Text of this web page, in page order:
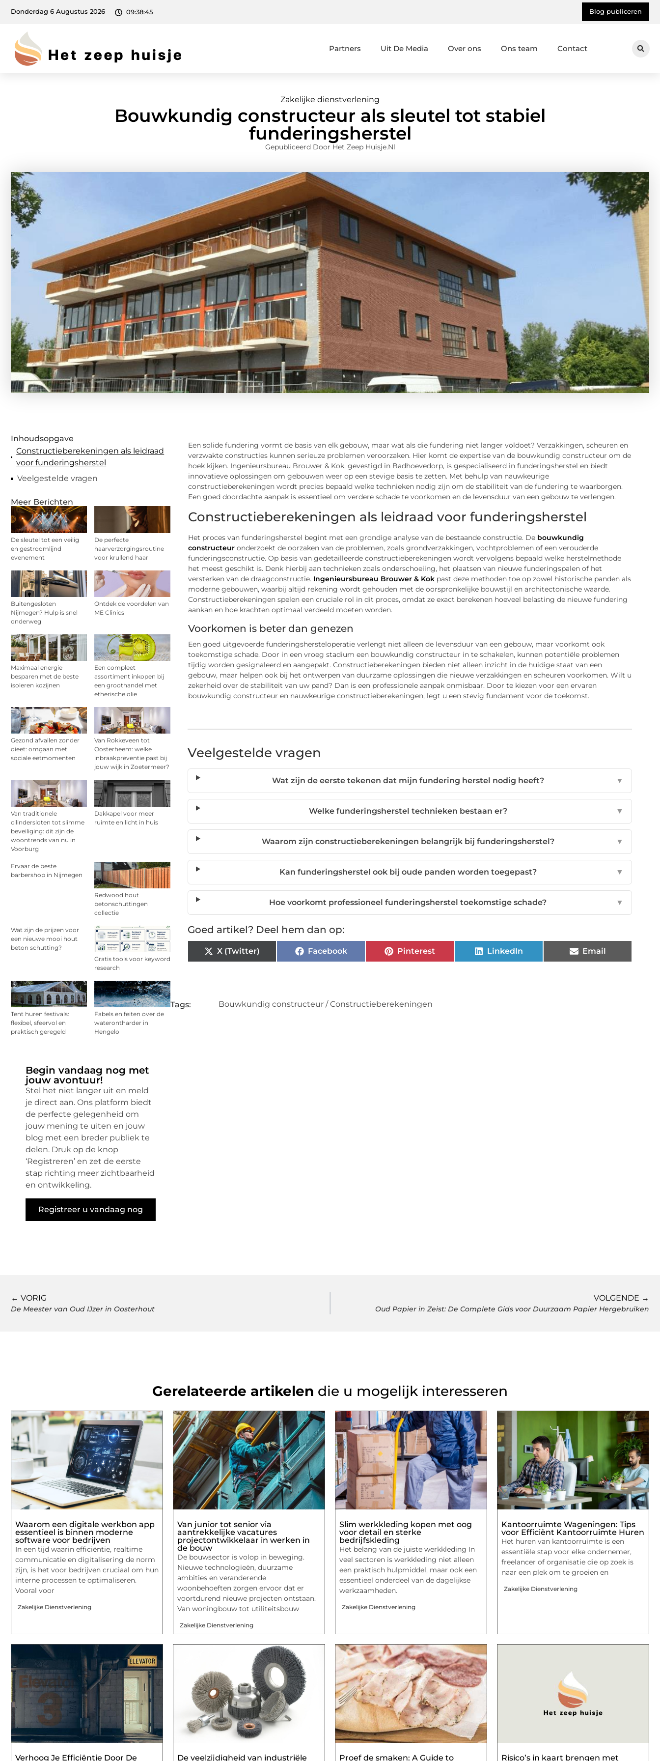
Donderdag 6 Augustus 2026 09:38:47 Blog publiceren
Partners Uit De Media Over ons Ons team Contact
Zakelijke dienstverlening
Bouwkundig constructeur als sleutel tot stabiel
funderingsherstel
Gepubliceerd Door Het Zeep Huisje.nl
Inhoudsopgave
Constructieberekeningen als leidraad
voor funderingsherstel
Veelgestelde vragen
Meer Berichten
De sleutel tot een veilig
en gestroomlijnd
evenement
De perfecte
haarverzorgingsroutine
voor krullend haar
Buitengesloten
Nijmegen? Hulp is snel
onderweg
Ontdek de voordelen van
ME Clinics
Maximaal energie
besparen met de beste
isoleren kozijnen
Een compleet
assortiment inkopen bij
een groothandel met
etherische olie
Gezond afvallen zonder
dieet: omgaan met
sociale eetmomenten
Van Rokkeveen tot
Oosterheem: welke
inbraakpreventie past bij
jouw wijk in Zoetermeer?
Van traditionele
cilindersloten tot slimme
beveiliging: dit zijn de
woontrends van nu in
Voorburg
Dakkapel voor meer
ruimte en licht in huis
Ervaar de beste
barbershop in Nijmegen
Redwood hout
betonschuttingen
collectie
Wat zijn de prijzen voor
een nieuwe mooi hout
beton schutting?
Gratis tools voor keyword
research
Tent huren festivals:
flexibel, sfeervol en
praktisch geregeld
Fabels en feiten over de
waterontharder in
Hengelo
Begin vandaag nog met
jouw avontuur!
Stel het niet langer uit en meld
je direct aan. Ons platform biedt
de perfecte gelegenheid om
jouw mening te uiten en jouw
blog met een breder publiek te
delen. Druk op de knop
‘Registreren’ en zet de eerste
stap richting meer zichtbaarheid
en ontwikkeling.
Registreer u vandaag nog
Een solide fundering vormt de basis van elk gebouw, maar wat als die fundering niet langer voldoet? Verzakkingen, scheuren en
verzwakte constructies kunnen serieuze problemen veroorzaken. Hier komt de expertise van de bouwkundig constructeur om de
hoek kijken. Ingenieursbureau Brouwer & Kok, gevestigd in Badhoevedorp, is gespecialiseerd in funderingsherstel en biedt
innovatieve oplossingen om gebouwen weer op een stevige basis te zetten. Met behulp van nauwkeurige
constructieberekeningen wordt precies bepaald welke technieken nodig zijn om de stabiliteit van de fundering te waarborgen.
Een goed doordachte aanpak is essentieel om verdere schade te voorkomen en de levensduur van een gebouw te verlengen.
Constructieberekeningen als leidraad voor funderingsherstel
Het proces van funderingsherstel begint met een grondige analyse van de bestaande constructie. De bouwkundig
constructeur onderzoekt de oorzaken van de problemen, zoals grondverzakkingen, vochtproblemen of een verouderde
funderingsconstructie. Op basis van gedetailleerde constructieberekeningen wordt vervolgens bepaald welke herstelmethode
het meest geschikt is. Denk hierbij aan technieken zoals onderschoeiing, het plaatsen van nieuwe funderingspalen of het
versterken van de draagconstructie. Ingenieursbureau Brouwer & Kok past deze methoden toe op zowel historische panden als
moderne gebouwen, waarbij altijd rekening wordt gehouden met de oorspronkelijke bouwstijl en architectonische waarde.
Constructieberekeningen spelen een cruciale rol in dit proces, omdat ze exact berekenen hoeveel belasting de nieuwe fundering
aankan en hoe krachten optimaal verdeeld moeten worden.
Voorkomen is beter dan genezen
Een goed uitgevoerde funderingshersteloperatie verlengt niet alleen de levensduur van een gebouw, maar voorkomt ook
toekomstige schade. Door in een vroeg stadium een bouwkundig constructeur in te schakelen, kunnen potentiële problemen
tijdig worden gesignaleerd en aangepakt. Constructieberekeningen bieden niet alleen inzicht in de huidige staat van een
gebouw, maar helpen ook bij het ontwerpen van duurzame oplossingen die nieuwe verzakkingen en scheuren voorkomen. Wilt u
zekerheid over de stabiliteit van uw pand? Dan is een professionele aanpak onmisbaar. Door te kiezen voor een ervaren
bouwkundig constructeur en nauwkeurige constructieberekeningen, legt u een stevig fundament voor de toekomst.
Veelgestelde vragen
Wat zijn de eerste tekenen dat mijn fundering herstel nodig heeft? ▼
Welke funderingsherstel technieken bestaan er? ▼
Waarom zijn constructieberekeningen belangrijk bij funderingsherstel? ▼
Kan funderingsherstel ook bij oude panden worden toegepast? ▼
Hoe voorkomt professioneel funderingsherstel toekomstige schade? ▼
Goed artikel? Deel hem dan op:
X (Twitter) Facebook Pinterest LinkedIn Email
Tags: Bouwkundig constructeur / Constructieberekeningen
← VORIG
De Meester van Oud IJzer in Oosterhout
VOLGENDE →
Oud Papier in Zeist: De Complete Gids voor Duurzaam Papier Hergebruiken
Gerelateerde artikelen die u mogelijk interesseren
Waarom een digitale werkbon app
essentieel is binnen moderne
software voor bedrijven
In een tijd waarin efficiëntie, realtime
communicatie en digitalisering de norm
zijn, is het voor bedrijven cruciaal om hun
interne processen te optimaliseren.
Vooral voor
Zakelijke Dienstverlening
Van junior tot senior via
aantrekkelijke vacatures
projectontwikkelaar in werken in
de bouw
De bouwsector is volop in beweging.
Nieuwe technologieën, duurzame
ambities en veranderende
woonbehoeften zorgen ervoor dat er
voortdurend nieuwe projecten ontstaan.
Van woningbouw tot utiliteitsbouw
Zakelijke Dienstverlening
Slim werkkleding kopen met oog
voor detail en sterke
bedrijfskleding
Het belang van de juiste werkkleding In
veel sectoren is werkkleding niet alleen
een praktisch hulpmiddel, maar ook een
essentieel onderdeel van de dagelijkse
werkzaamheden.
Zakelijke Dienstverlening
Kantoorruimte Wageningen: Tips
voor Efficiënt Kantoorruimte Huren
Het huren van kantoorruimte is een
essentiële stap voor elke ondernemer,
freelancer of organisatie die op zoek is
naar een plek om te groeien en
Zakelijke Dienstverlening
Verhoog Je Efficiëntie Door De De veelzijdigheid van industriële Proef de smaken: A Guide to Risico’s in kaart brengen met